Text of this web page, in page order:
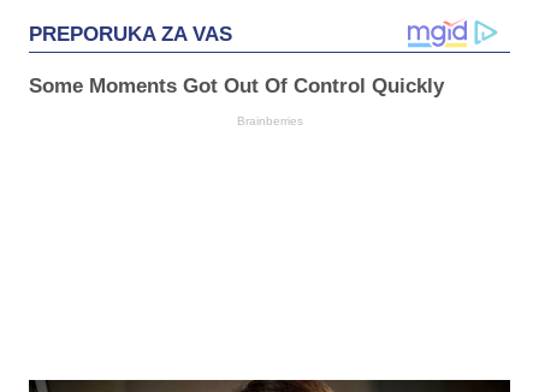
PREPORUKA ZA VAS
Some Moments Got Out Of Control Quickly
Brainberries